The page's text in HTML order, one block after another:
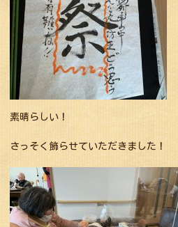
素晴らしい！
さっそく飾らせていただきました！